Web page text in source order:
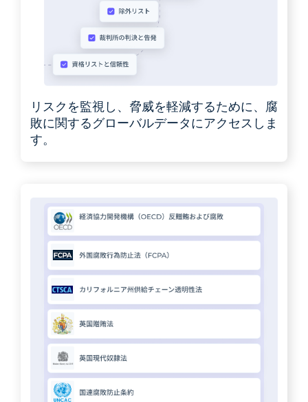
リスクを監視し、脅威を軽減するために、腐
敗に関するグローバルデータにアクセスしま
す。